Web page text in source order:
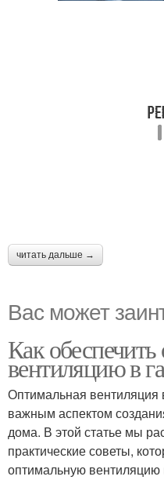
читать дальше →
Вас может
Как
вентиляцию в
Оптимальная вентиляция
важным аспектом
дома. В этой статье мы
практические советы,
оптимальную вентиляцию